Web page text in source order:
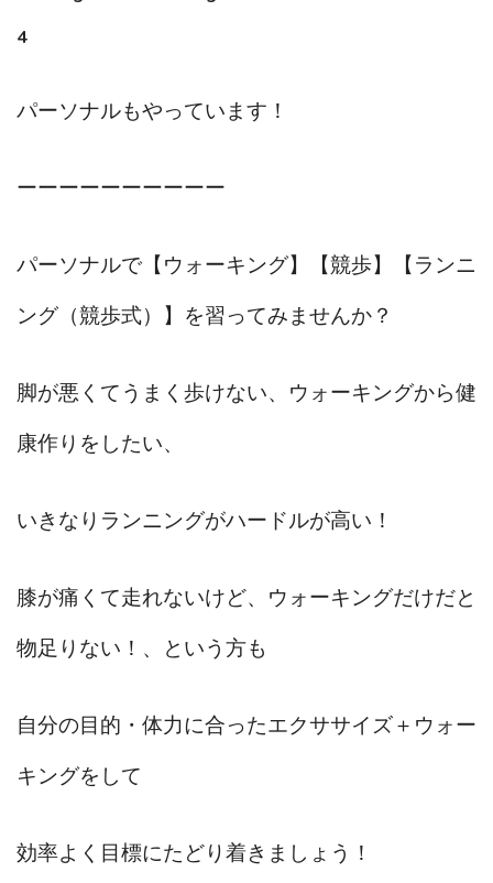
4
パーソナルもやっています！
ーーーーーーーーーー
パーソナルで【ウォーキング】【競歩】【ランニ
ング（競歩式）】を習ってみませんか？
脚が悪くてうまく歩けない、ウォーキングから健
康作りをしたい、
いきなりランニングがハードルが高い！
膝が痛くて走れないけど、ウォーキングだけだと
物足りない！、という方も
自分の目的・体力に合ったエクササイズ＋ウォー
キングをして
効率よく目標にたどり着きましょう！